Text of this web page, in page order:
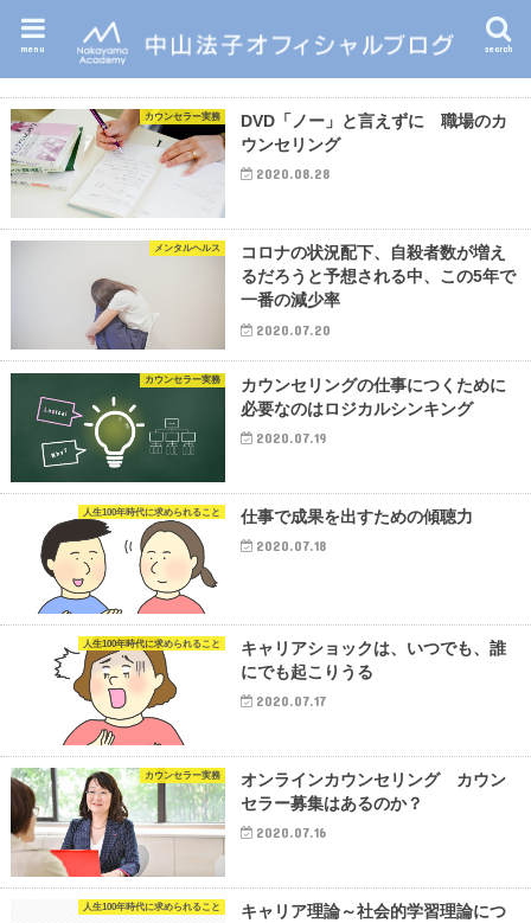
search
menu
カウンセラー実務
DVD「ノー」と言えずに 職場のカ
ウンセリング
2020.08.28
メンタルヘルス
コロナの状況配下、自殺者数が増え
るだろうと予想される中、この5年で
一番の減少率
2020.07.20
カウンセラー実務
カウンセリングの仕事につくために
必要なのはロジカルシンキング
2020.07.19
人生100年時代に求められること 仕事で成果を出すための傾聴力
2020.07.18
人生100年時代に求められること
キャリアショックは、いつでも、誰
にでも起こりうる
2020.07.17
カウンセラー実務
オンラインカウンセリング カウン
セラー募集はあるのか？
2020.07.16
人生100年時代に求められること
キャリア理論～社会的学習理論につ